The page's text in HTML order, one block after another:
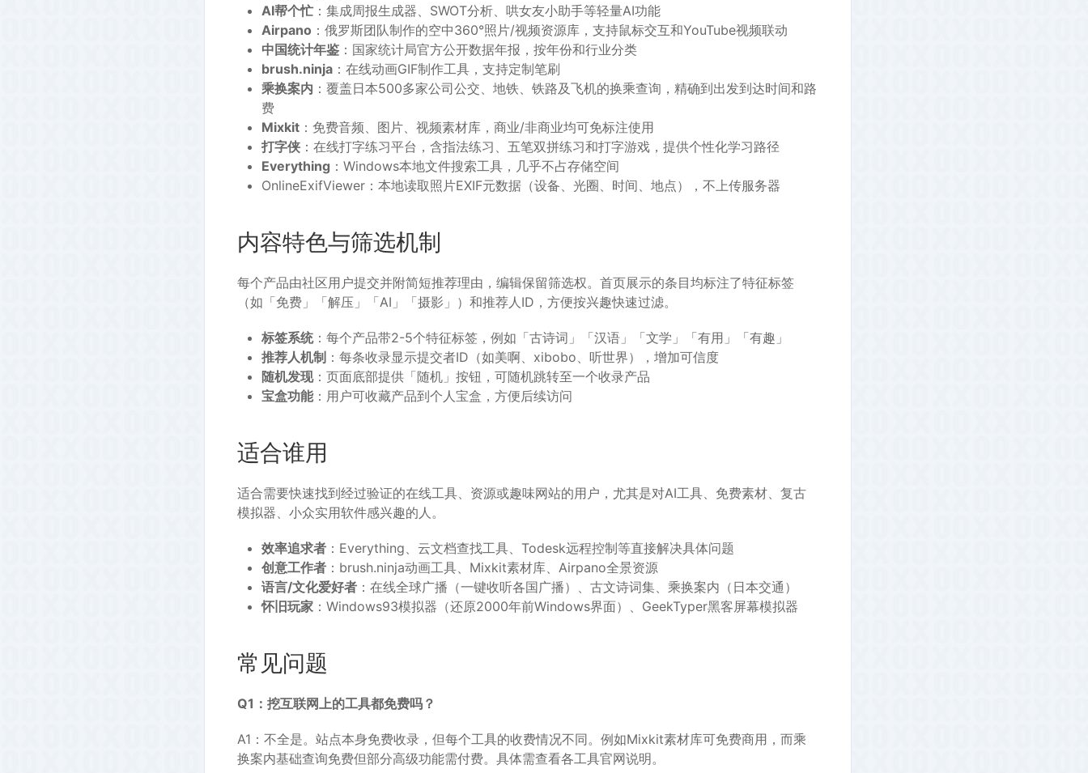
AI帮个忙 ：集成周报生成器、SWOT分析、哄女友小助手等轻量AI功能
Airpano ：俄罗斯团队制作的空中360°照片/视频资源库，支持鼠标交互和YouTube视频联动
中国统计年鉴 ：国家统计局官方公开数据年报，按年份和行业分类
brush.ninja ：在线动画GIF制作工具，支持定制笔刷
乘换案内 ：覆盖日本500多家公司公交、地铁、铁路及飞机的换乘查询，精确到出发到达时间和路
费
Mixkit ：免费音频、图片、视频素材库，商业/非商业均可免标注使用
打字侠 ：在线打字练习平台，含指法练习、五笔双拼练习和打字游戏，提供个性化学习路径
Everything ：Windows本地文件搜索工具，几乎不占存储空间
OnlineExifViewer：本地读取照片EXIF元数据（设备、光圈、时间、地点），不上传服务器
内容特色与筛选机制
每个产品由社区用户提交并附简短推荐理由，编辑保留筛选权。首页展示的条目均标注了特征标签
（如「免费」「解压」「AI」「摄影」）和推荐人ID，方便按兴趣快速过滤。
标签系统：每个产品带2-5个特征标签，例如「古诗词」「汉语」「文学」「有用」「有趣」
推荐人机制 ：每条收录显示提交者ID（如美啊、xibobo、听世界），增加可信度
随机发现：页面底部提供「随机」按钮，可随机跳转至一个收录产品
宝盒功能：用户可收藏产品到个人宝盒，方便后续访问
适合谁用
适合需要快速找到经过验证的在线工具、资源或趣味网站的用户，尤其是对AI工具、免费素材、复古
模拟器、小众实用软件感兴趣的人。
效率追求者 ：Everything、云文档查找工具、Todesk远程控制等直接解决具体问题
创意工作者 ：brush.ninja动画工具、Mixkit素材库、Airpano全景资源
语言/文化爱好者 ：在线全球广播（一键收听各国广播）、古文诗词集、乘换案内（日本交通）
怀旧玩家 ：Windows93模拟器（还原2000年前Windows界面）、GeekTyper黑客屏幕模拟器
常见问题
Q1：挖互联网上的工具都免费吗？
A1：不全是。站点本身免费收录，但每个工具的收费情况不同。例如Mixkit素材库可免费商用，而乘
换案内基础查询免费但部分高级功能需付费。具体需查看各工具官网说明。